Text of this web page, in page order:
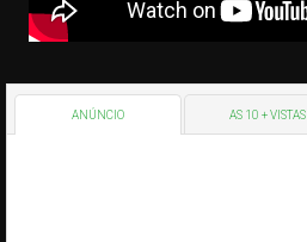
ANÚNCIO AS 10 + VISTAS